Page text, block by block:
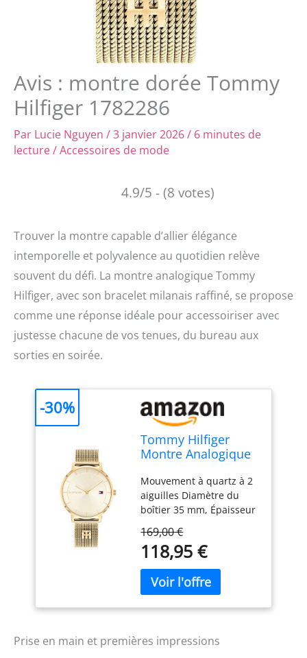
Avis : montre dorée Tommy
Hilfiger 1782286
Par Lucie Nguyen /3 janvier 2026/ 6 minutes de
lecture/Accessoires de mode
4.9/5 - (8 votes)
Trouver la montre capable d’allier élégance
intemporelle et polyvalence au quotidien relève
souvent du défi. La montre analogique Tommy
Hilfiger, avec son bracelet milanais raffiné, se propose
comme une réponse idéale pour accessoiriser avec
justesse chacune de vos tenues, du bureau aux
sorties en soirée.
Tommy Hilfiger
Montre Analogique
Femme avec
Bracelet Milanais en
Acier Inoxydable de
Couleur Dorée -
1782286
Mouvement à quartz à 2
aiguilles Diamètre du
boîtier 35 mm, Épaisseur
Sunray colors
champagne clair Bracelet
en acier inoxydable avec
placage ionique (IP) or
jaune Résistance à l'eau
3 ATM Les éclaboussures
causeront aucun
169,00 €
118,95 €
-30%
Prise en main et premières impressions